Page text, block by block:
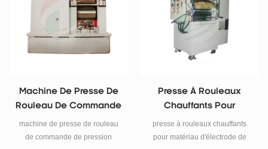
ajustée facilement par écran
tactile. sa plus grande largeur de
presse à rouleaux est de 300
Machine De Presse De
Rouleau De Commande
De Pression D'huile
400mm
machine de presse de rouleau
de commande de pression
Presse À Rouleaux
Chauffants Pour
Matériau D'électrode De
Batterie
presse à rouleaux chauffants
pour matériau d'électrode de